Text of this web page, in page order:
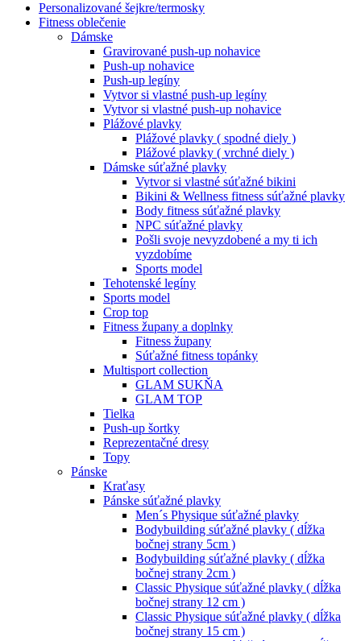
Personalizované šejkre/termosky
Fitness oblečenie
Dámske
Gravirované push-up nohavice
Push-up nohavice
Push-up legíny
Vytvor si vlastné push-up legíny
Vytvor si vlastné push-up nohavice
Plážové plavky
Plážové plavky ( spodné diely )
Plážové plavky ( vrchné diely )
Dámske súťažné plavky
Vytvor si vlastné súťažné bikini
Bikini & Wellness fitness súťažné plavky
Body fitness súťažné plavky
NPC súťažné plavky
Pošli svoje nevyzdobené a my ti ich
vyzdobíme
Sports model
Tehotenské legíny
Sports model
Crop top
Fitness župany a doplnky
Fitness župany
Súťažné fitness topánky
Multisport collection
GLAM SUKŇA
GLAM TOP
Tielka
Push-up šortky
Reprezentačné dresy
Topy
Pánske
Kraťasy
Pánske súťažné plavky
Men´s Physique súťažné plavky
Bodybuilding súťažné plavky ( dĺžka
bočnej strany 5cm )
Bodybuilding súťažné plavky ( dĺžka
bočnej strany 2cm )
Classic Physique súťažné plavky ( dĺžka
bočnej strany 12 cm )
Classic Physique súťažné plavky ( dĺžka
bočnej strany 15 cm )